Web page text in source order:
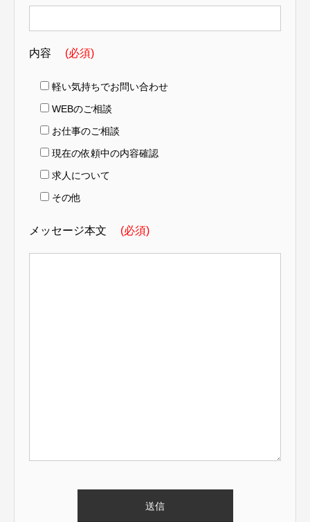
内容 (必須)
軽い気持ちでお問い合わせ
WEBのご相談
お仕事のご相談
現在の依頼中の内容確認
求人について
その他
メッセージ本文 (必須)